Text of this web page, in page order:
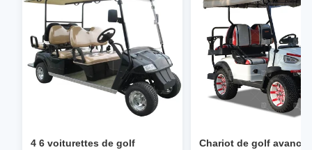
4 6 voiturettes de golf
Chariot de golf avancé